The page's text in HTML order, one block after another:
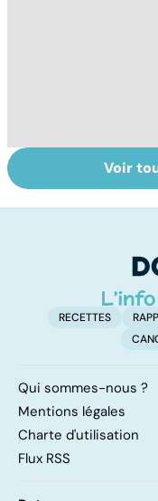
Faire du sport à
domicile, c'est
Voir
RECETTES
Qui sommes-nous ?
Mentions légales
Charte d'utilisation
Flux RSS